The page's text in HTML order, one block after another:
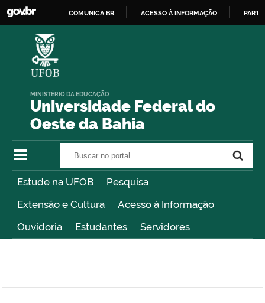
COMUNICA BR ACESSO À INFORMAÇÃO
Universidade Federal do
Oeste da Bahia
MINISTÉRIO DA EDUCAÇÃO
Estude na UFOB
Pesquisa
Extensão e Cultura
Acesso à Informação
Ouvidoria
Estudantes Servidores